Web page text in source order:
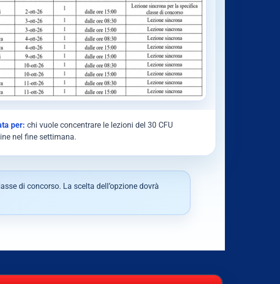
per: chi vuole concentrare le lezioni del 30 CFU
nel fine settimana.
di concorso. La scelta dell’opzione dovrà